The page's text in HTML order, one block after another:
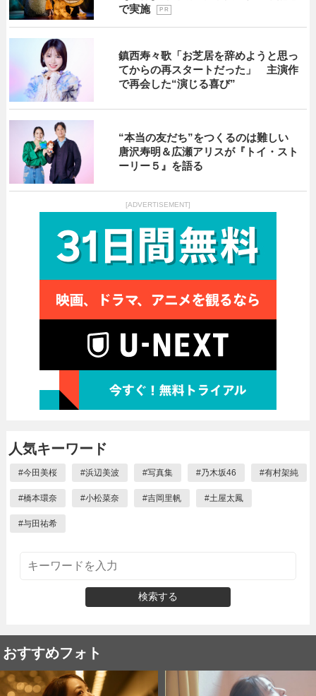
で実施
P R
鎮西寿々歌「お芝居を辞めようと思っ
てからの再スタートだった」 主演作
で再会した“演じる喜び”
“本当の友だち”をつくるのは難しい
唐沢寿明＆広瀬アリスが『トイ・スト
ーリー５』を語る
[ADVERTISEMENT]
人気キーワード
#今田美桜 #浜辺美波 #写真集 #乃木坂46 #有村架純
#橋本環奈 #小松菜奈 #吉岡里帆 #土屋太鳳
#与田祐希
検索する
おすすめフォト